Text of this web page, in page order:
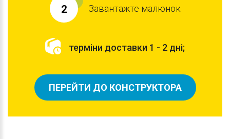
2 Завантажте малюнок
терміни доставки 1 - 2 дні;
ПЕРЕЙТИ ДО КОНСТРУКТОРА